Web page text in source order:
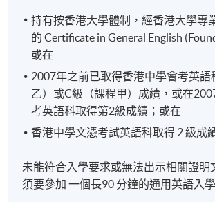
持有按香港大學體制，經香港大學專
的 Certificate in General English
或在
2007年之前已取得香港中學會考英語
乙）或C級（課程甲）成績，或在
考英語科取得第2級成績；或在
香港中學文憑考試英語科取得 2 級成
未能符合入學要求或無法出示相關證明
須要參加 一個長90 分鐘的通用英語入